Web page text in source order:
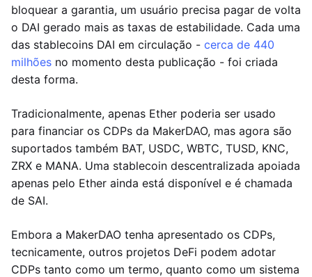
bloquear a garantia, um usuário precisa pagar de volta
o DAI gerado mais as taxas de estabilidade. Cada uma
das stablecoins DAI em circulação - cerca de 440
milhões no momento desta publicação - foi criada
desta forma.
Tradicionalmente, apenas Ether poderia ser usado
para financiar os CDPs da MakerDAO, mas agora são
suportados também BAT, USDC, WBTC, TUSD, KNC,
ZRX e MANA. Uma stablecoin descentralizada apoiada
apenas pelo Ether ainda está disponível e é chamada
de SAI.
Embora a MakerDAO tenha apresentado os CDPs,
tecnicamente, outros projetos DeFi podem adotar
CDPs tanto como um termo, quanto como um sistema